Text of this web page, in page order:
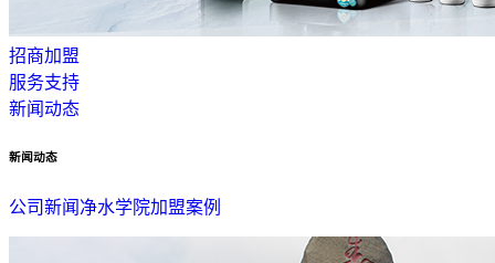
招商加盟
服务支持
新闻动态
新闻动态
公司新闻 净水学院加盟案例